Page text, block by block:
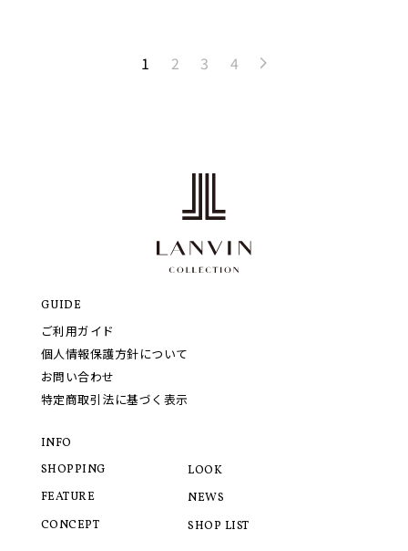
1 2 3 4
GUIDE
ご利用ガイド
個人情報保護方針について
お問い合わせ
特定商取引法に基づく表示
INFO
SHOPPING
FEATURE
CONCEPT
LOOK
NEWS
SHOP LIST